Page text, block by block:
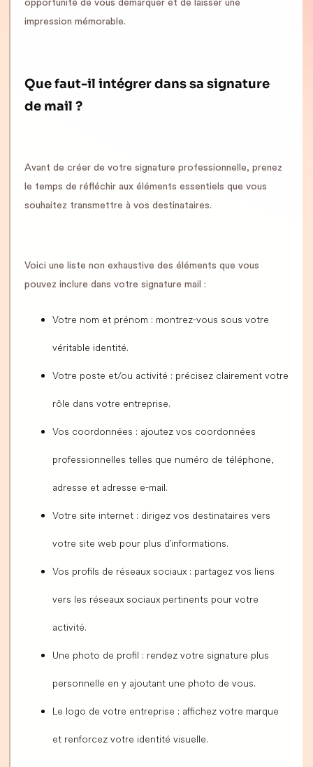
opportunité de vous démarquer et de laisser une
impression mémorable.
Que faut-il intégrer dans sa signature
de mail ?
Avant de créer de votre signature professionnelle, prenez
le temps de réfléchir aux éléments essentiels que vous
souhaitez transmettre à vos destinataires.
Voici une liste non exhaustive des éléments que vous
pouvez inclure dans votre signature mail :
Votre nom et prénom : montrez-vous sous votre
véritable identité.
Votre poste et/ou activité : précisez clairement votre
rôle dans votre entreprise.
Vos coordonnées : ajoutez vos coordonnées
professionnelles telles que numéro de téléphone,
adresse et adresse e-mail.
Votre site internet : dirigez vos destinataires vers
votre site web pour plus d'informations.
Vos profils de réseaux sociaux : partagez vos liens
vers les réseaux sociaux pertinents pour votre
activité.
Une photo de profil : rendez votre signature plus
personnelle en y ajoutant une photo de vous.
Le logo de votre entreprise : affichez votre marque
et renforcez votre identité visuelle.